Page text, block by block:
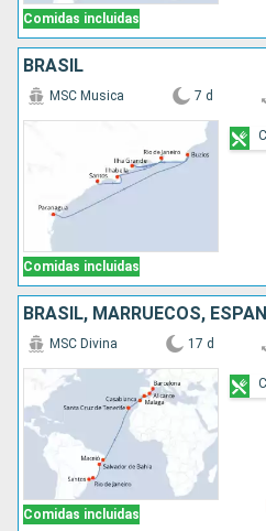
Comidas incluidas
BRASIL
Comidas incluidas
MSC Musica 7 d
BRASIL, MARRUECOS,
Comidas incluidas
MSC Divina 17 d